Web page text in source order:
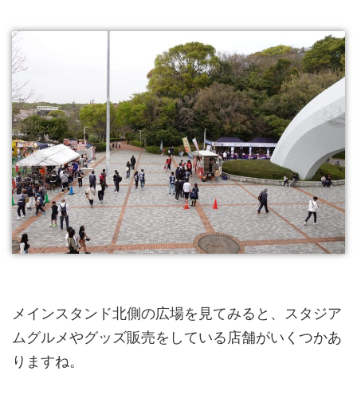
メインスタンド北側の広場を見てみると、スタジア
ムグルメやグッズ販売をしている店舗がいくつかあ
りますね。